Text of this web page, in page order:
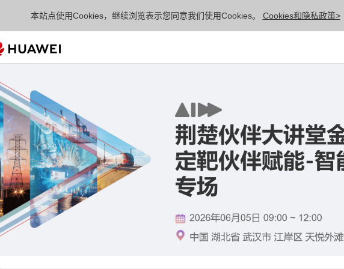
本站点使用Cookies，继续浏览表示您同意我们使用Cookies。 Cookies和隐私政策>